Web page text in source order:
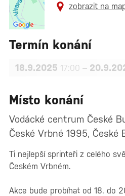
zobrazit na
Termín konání
18.9.2025 17:00 –
Místo konání
Vodácké centrum České
České Vrbné 1995, České
Ti nejlepší sprinteři z celého
Českém Vrbném.
Akce bude probíhat od 18. do